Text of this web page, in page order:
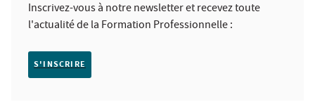
Inscrivez-vous à notre newsletter et recevez toute
l'actualité de la Formation Professionnelle :
S'INSCRIRE